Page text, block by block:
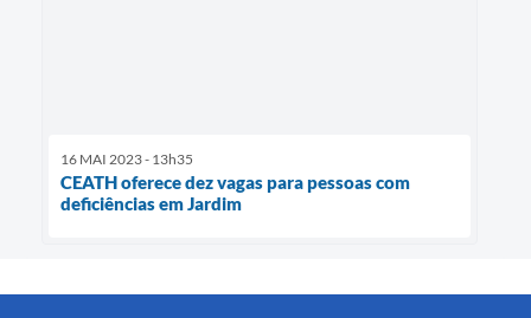
16 MAI 2023 - 13h35
CEATH oferece dez vagas para pessoas com
deficiências em Jardim